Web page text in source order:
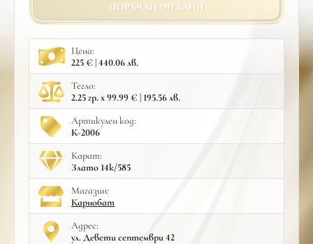
ПОРЪЧАЙ ОНЛАЙН
Цена:
225 € | 440.06 лв.
Тегло:
2.25 гр. x 99.99 € | 195.56 лв.
Артикулен код:
К-2006
Карат:
Злато 14к/585
Mагазин:
Карнобат
Адрес:
ул. Девети септември 42